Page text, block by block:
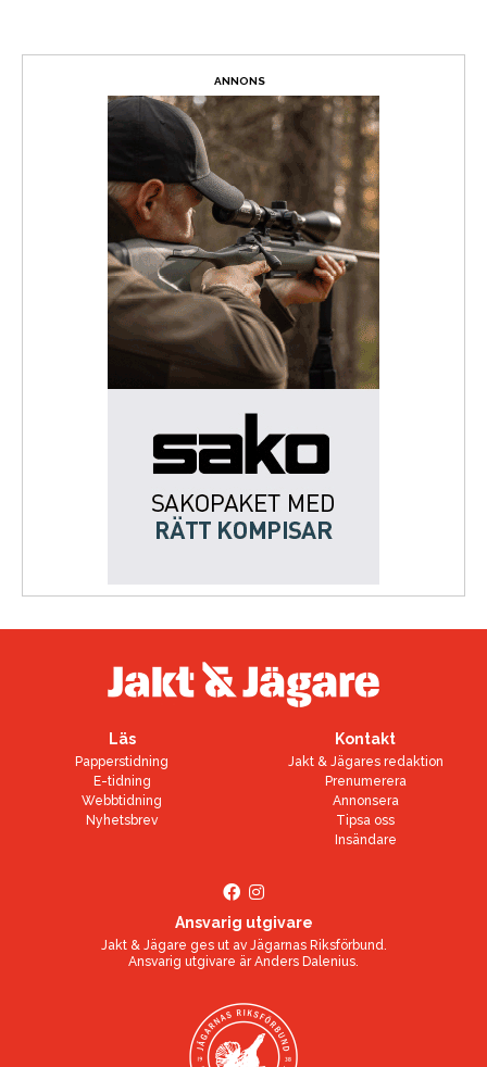
ANNONS
Läs
Papperstidning
E-tidning
Webbtidning
Nyhetsbrev
Kontakt
Jakt & Jägares redaktion
Prenumerera
Annonsera
Tipsa oss
Insändare
Ansvarig utgivare
Jakt & Jägare ges ut av Jägarnas Riksförbund.
Ansvarig utgivare ärAnders Dalenius.